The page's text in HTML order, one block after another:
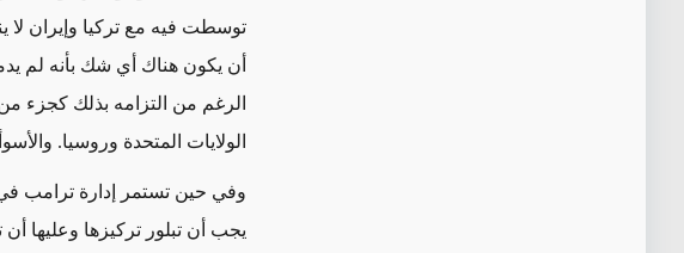
توسطت فيه مع تركيا وإيران لا
أن يكون هناك أي شك بأنه لم
الولايات المتحدة وروسيا.
وفي حين تستمر إدارة ترامب
يجب أن تبلور تركيزها وعليها